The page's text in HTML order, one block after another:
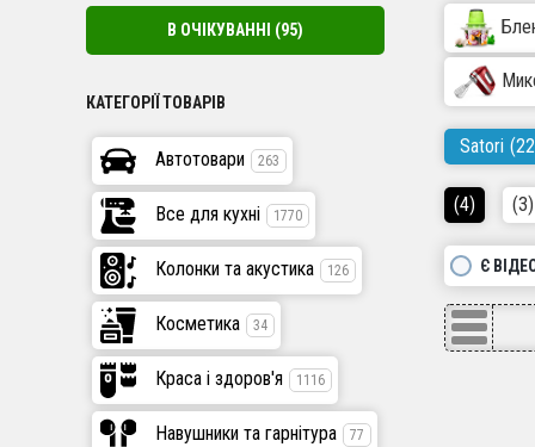
Satori
(4) (3)
Є
В ОЧІКУВАННІ (95)
КАТЕГОРІЇ ТОВАРІВ
Автотовари 263
Все для кухні 1770
Колонки та акустика 126
Косметика 34
Краса і здоров'я 1116
Навушники та гарнітура 77